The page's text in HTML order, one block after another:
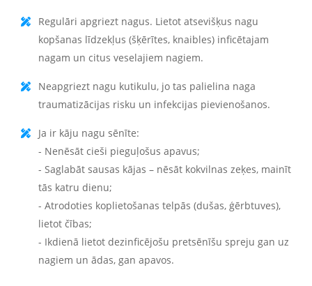
Regulāri apgriezt nagus. Lietot atsevišķus nagu
kopšanas līdzekļus (šķērītes, knaibles) inficētajam
nagam un citus veselajiem nagiem.
Neapgriezt nagu kutikulu, jo tas palielina naga
traumatizācijas risku un infekcijas pievienošanos.
Ja ir kāju nagu sēnīte:
- Nenēsāt cieši pieguļošus apavus;
- Saglabāt sausas kājas – nēsāt kokvilnas zeķes, mainīt
tās katru dienu;
- Atrodoties koplietošanas telpās (dušas, ģērbtuves),
lietot čības;
- Ikdienā lietot dezinficējošu pretsēnīšu spreju gan uz
nagiem un ādas, gan apavos.